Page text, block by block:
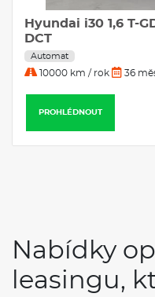
Hyundai i30 1,6 T-
DCT
Automat
10000 km / rok 36
PROHLÉDNOUT
Nabídky
leasingu,